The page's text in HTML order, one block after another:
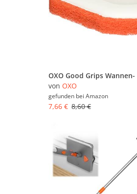
von OXO
gefunden bei Amazon
7,66 € 8,60 €